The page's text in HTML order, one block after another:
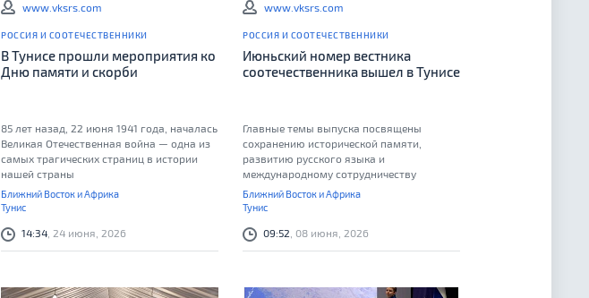
www.vksrs.com
РОССИЯ И СООТЕЧЕСТВЕННИКИ
В Тунисе прошли мероприятия ко
Дню памяти и скорби
85 лет назад, 22 июня 1941 года, началась
Великая Отечественная война — одна из
самых трагических страниц в истории
нашей страны
Ближний Восток и Африка
Тунис
14:34 , 24 июня, 2026
www.vksrs.com
РОССИЯ И СООТЕЧЕСТВЕННИКИ
Июньский номер вестника
соотечественника вышел в Тунисе
Главные темы выпуска посвящены
сохранению исторической памяти,
развитию русского языка и
международному сотрудничеству
соотечественников
Ближний Восток и Африка
Тунис
09:52 , 08 июня, 2026